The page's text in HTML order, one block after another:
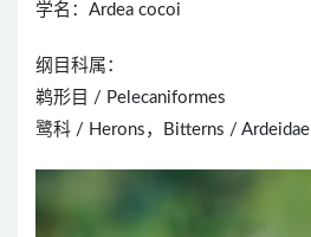
学名：Ardea cocoi
纲目科属：
鹈形目 / Pelecaniformes
鹭科 / Herons，Bitterns / Ardeidae